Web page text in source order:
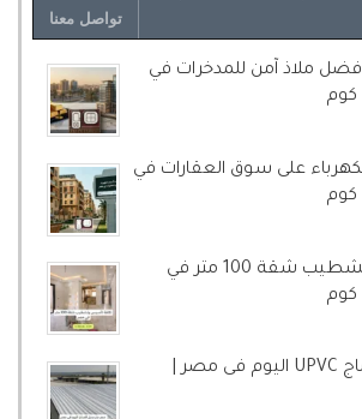
تواصل معنا
ملاذ آمن للمدخرات في
كوم
الكهرباء على سوق العقارات في
كوم
تكلفة تأسيس وتشطيب شقة 100 متر في
كوم
سعر متر بديل الصاج UPVC اليوم فى مصر |